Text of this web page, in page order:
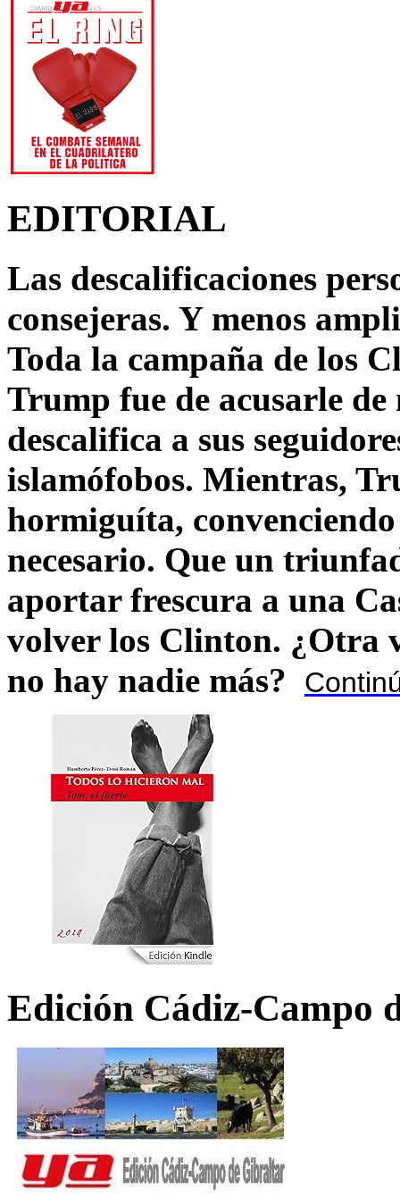
EDITORIAL
Las descalificaciones
consejeras. Y menos
Toda la campaña de los
Trump fue de acusarle
descalifica a sus
islamófobos. Mientras,
hormiguíta,
necesario. Que un
aportar frescura a una
volver los Clinton. ¿Otra
no hay nadie más?
Edición Cádiz-Campo